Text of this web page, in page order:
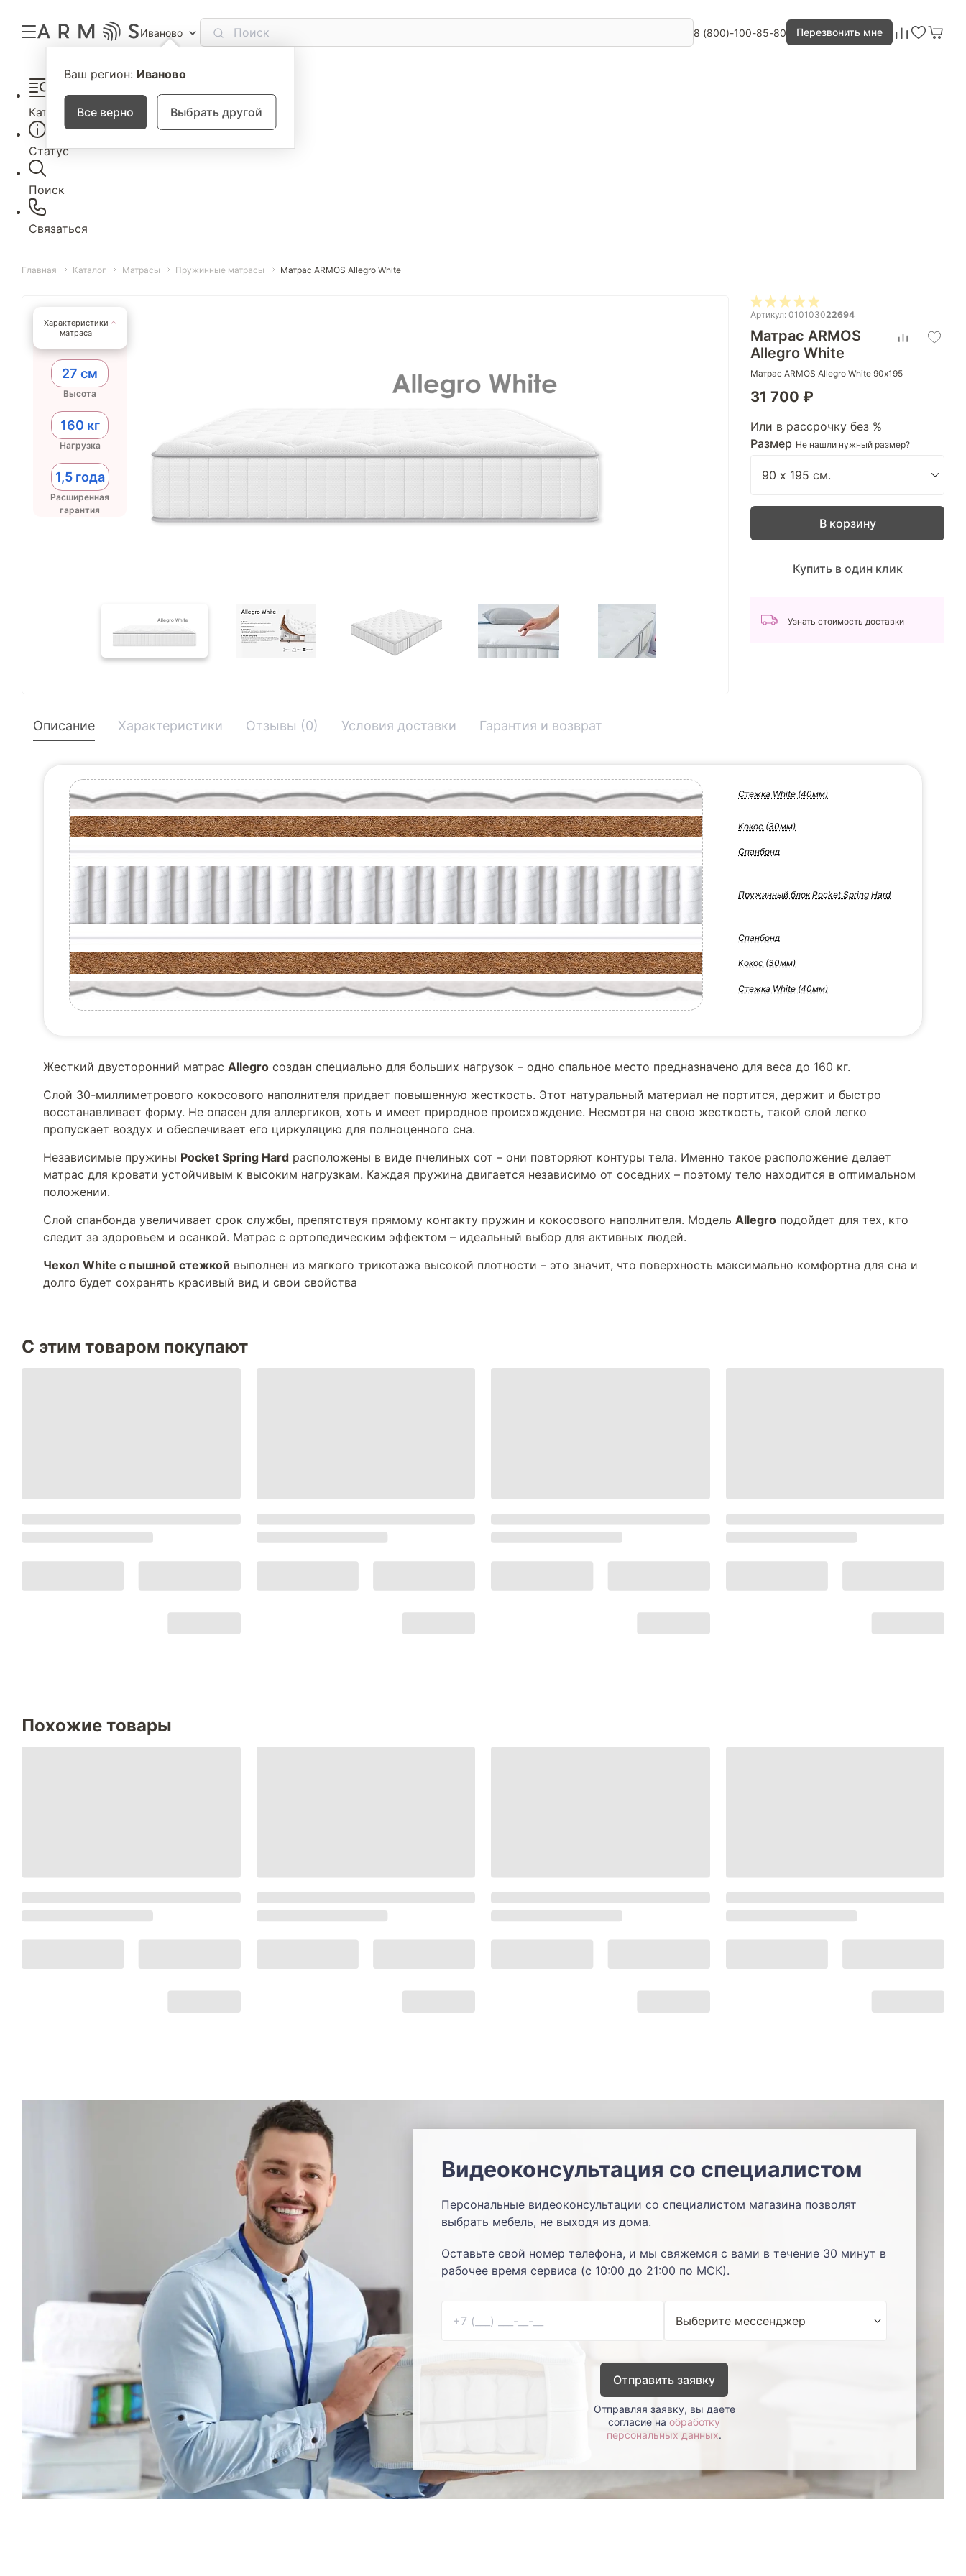
Иваново
Ваш регион: Иваново
Все верно Выбрать другой
8 (800)-100-85-80 Перезвонить мне
Каталог
Статус
Поиск
Связаться
Главная Каталог Матрасы Пружинные матрасы Матрас ARMOS Allegro White
Характеристики
матраса
27 см
Высота
160 кг
Нагрузка
1,5 года
Расширенная
гарантия
Артикул: 010103022694
Матрас ARMOS
Allegro White
Матрас ARMOS Allegro White 90х195
31 700 ₽
Или в рассрочку без %
Размер Не нашли нужный размер?
В корзину
Купить в один клик
Узнать стоимость доставки
Описание Характеристики Отзывы (0) Условия доставки Гарантия и возврат
Стежка White (40мм)
Кокос (30мм)
Спанбонд
Пружинный блок Pocket Spring Hard
Спанбонд
Кокос (30мм)
Стежка White (40мм)
Жесткий двусторонний матрас Allegro создан специально для больших нагрузок – одно спальное место предназначено для веса до 160 кг.
Слой 30-миллиметрового кокосового наполнителя придает повышенную жесткость. Этот натуральный материал не портится, держит и быстро
восстанавливает форму. Не опасен для аллергиков, хоть и имеет природное происхождение. Несмотря на свою жесткость, такой слой легко
пропускает воздух и обеспечивает его циркуляцию для полноценного сна.
Независимые пружины Pocket Spring Hard расположены в виде пчелиных сот – они повторяют контуры тела. Именно такое расположение делает
матрас для кровати устойчивым к высоким нагрузкам. Каждая пружина двигается независимо от соседних – поэтому тело находится в оптимальном
положении.
Слой спанбонда увеличивает срок службы, препятствуя прямому контакту пружин и кокосового наполнителя. Модель Allegro подойдет для тех, кто
следит за здоровьем и осанкой. Матрас с ортопедическим эффектом – идеальный выбор для активных людей.
Чехол White с пышной стежкой выполнен из мягкого трикотажа высокой плотности – это значит, что поверхность максимально комфортна для сна и
долго будет сохранять красивый вид и свои свойства
С этим товаром покупают
Похожие товары
Видеоконсультация со специалистом
Персональные видеоконсультации со специалистом магазина позволят
выбрать мебель, не выходя из дома.
Оставьте свой номер телефона, и мы свяжемся с вами в течение 30 минут в
рабочее время сервиса (с 10:00 до 21:00 по МСК).
Отправить заявку
Отправляя заявку, вы даете
согласие на обработку
персональных данных.